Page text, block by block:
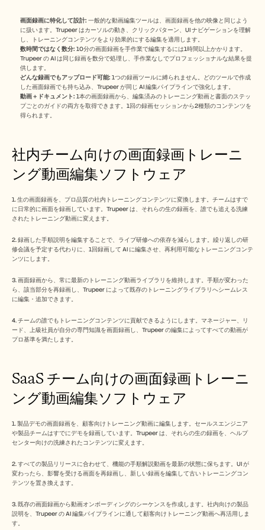
画面録画に特化して設計: 一般的な動画編集ツールは、画面録画を他の映像と同じよう
に扱います。Trupeer はカーソルの動き、クリックパターン、UI ナビゲーションを理解
し、トレーニングコンテンツをより効果的にする編集を適用します。
数時間ではなく数分: 10分の画面録画を手作業で編集するには1時間以上かかります。
Trupeer の AI は同じ録画を数分で処理し、手作業なしでプロフェッショナルな結果を提
供します。
どんな録画でもアップロード可能: 1つの録画ツールに縛られません。どのツールで作成
した画面録画でも持ち込み、Trupeer が同じ AI 編集パイプラインで強化します。
動画＋ドキュメント: 1本の画面録画から、編集済みのトレーニング動画と書面のステッ
プごとのガイドの両方を取得できます。1回の録画セッションから2種類のコンテンツを
得られます。
社内チーム向けの画面録画トレーニ
ング動画編集ソフトウェア
1. 生の画面録画を、プロ品質の社内トレーニングコンテンツに変換します。チームはすで
に日常的に画面を録画しています。Trupeer は、それらの生の録画を、誰でも追える洗練
されたトレーニング動画に変えます。
2. 録画した手順説明を編集することで、ライブ研修への依存を減らします。繰り返しの研
修会議を予定する代わりに、1回録画して AI に編集させ、再利用可能なトレーニングコンテ
ンツにします。
3. 画面録画から、常に最新のトレーニング動画ライブラリを維持します。手順が変わった
ら、該当部分を再録画し、Trupeer によって既存のトレーニングライブラリへシームレス
に編集・追加できます。
4. チームの誰でもトレーニングコンテンツに貢献できるようにします。マネージャー、リ
ード、上級社員が自分の専門知識を画面録画し、Trupeer の編集によってすべての動画が
プロ基準を満たします。
SaaS チーム向けの画面録画トレーニ
ング動画編集ソフトウェア
1. 製品デモの画面録画を、顧客向けトレーニング動画に編集します。セールスエンジニア
や製品チームはすでにデモを録画しています。Trupeer は、それらの生の録画を、ヘルプ
センター向けの洗練されたコンテンツに変えます。
2. すべての製品リリースに合わせて、機能の手順解説動画を最新の状態に保ちます。UI が
変わったら、影響を受ける画面を再録画し、新しい録画を編集して古いトレーニングコン
テンツを置き換えます。
3. 既存の画面録画から動画オンボーディングのシーケンスを作成します。社内向けの製品
説明を、Trupeer の AI 編集パイプラインに通して顧客向けトレーニング動画へ再活用しま
す。